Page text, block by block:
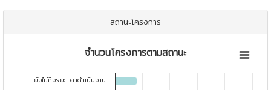
สถานะโครงการ
จำนวนโครงการตามสถานะ
View as data table, จำนวนโครงการตามสถานะ
จำนวนโครงการตามสถานะ
ยังไม่ถึงระยะเวลาดำเนินงาน